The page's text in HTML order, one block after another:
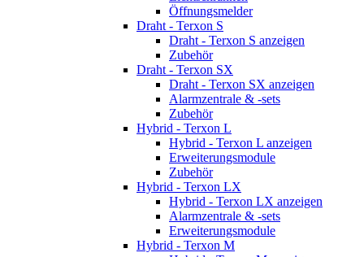
Öffnungsmelder
Draht - Terxon S
Draht - Terxon S anzeigen
Zubehör
Draht - Terxon SX
Draht - Terxon SX anzeigen
Alarmzentrale & -sets
Zubehör
Hybrid - Terxon L
Hybrid - Terxon L anzeigen
Erweiterungsmodule
Zubehör
Hybrid - Terxon LX
Hybrid - Terxon LX anzeigen
Alarmzentrale & -sets
Erweiterungsmodule
Hybrid - Terxon M